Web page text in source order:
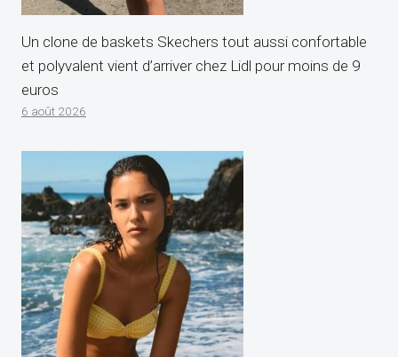
Un clone de baskets Skechers tout aussi confortable
et polyvalent vient d’arriver chez Lidl pour moins de 9
euros
6 août 2026